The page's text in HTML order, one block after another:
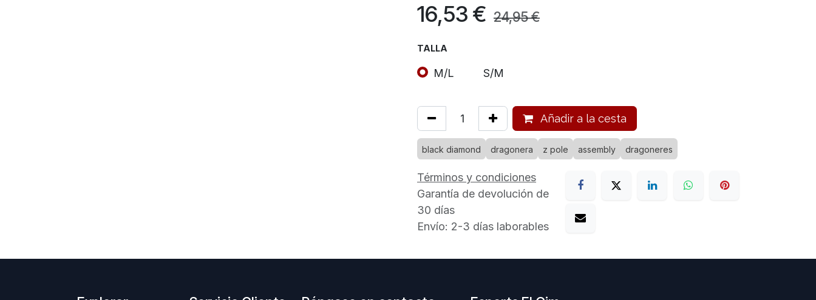
16,53 € 24,95€
TALLA
M/L S/M
Añadir a la cesta
black diamond dragonera z pole assembly dragoneres
Términos y condiciones
Garantía de devolución de
30 días
Envío: 2-3 días laborables